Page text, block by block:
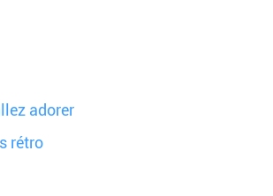
adorer
rétro